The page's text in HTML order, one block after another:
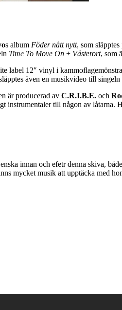
s album Föder nått nytt, som släpptes
Time To Move On + Västerort, som
label 12″ vinyl i
även en musikvideo till
är producerad av C.R.I.B.E. och
instrumentaler till någon av låtarna.
innan och efetr denna skiva,
mycket musik att upptäcka med